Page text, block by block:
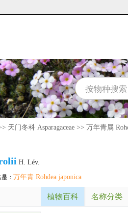
天门冬科 Asparagaceae >> 万年青属
H. Lév.
： 万年青 Rohdea japonica
植物百科 名称分类